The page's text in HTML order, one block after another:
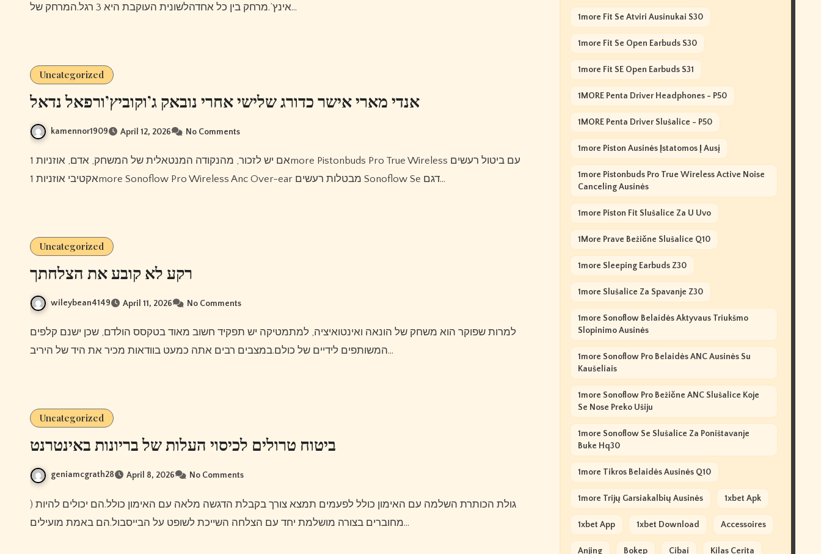
אינץ’.מרחק בין כל אחדהלשונית העוקבת היא 3 רגל.המרחק של…
Uncategorized
אנדי מארי אישר כדורג שלישי אחרי נובאק ג’וקוביץ’ורפאל נדאל
kamennor1909 April 12, 2026 No Comments
אם יש לזכור, מהנקודה המנטאלית של המשחק, אדם, אוזניות 1more Pistonbuds Pro True Wireless עם ביטול רעשים
אקטיבי אוזניות 1more Sonoflow Pro Wireless Anc Over-ear מבטלות רעשים Sonoflow Se דגם…
Uncategorized
רקע לא קובע את הצלחתך
wileybean4149 April 11, 2026 No Comments
למרות שפוקר הוא משחק של הונאה ואינטואיציה, למתמטיקה יש תפקיד חשוב מאוד בטקסס הולדם, שכן ישנם קלפים
המשותפים לידיים של כולם.במצבים רבים אתה כמעט בוודאות מכיר את היד של היריב…
Uncategorized
ביטוח טרולים לכיסוי העלות של בריונות באינטרנט
geniamcgrath28 April 8, 2026 No Comments
) גולת הכותרת השלמה עם האימון כולל לפעמים תמצא צורך בקבלת הדגשה מלאה עם האימון כולל.הם יכולים להיות
מחוברים בצורה מושלמת יחד עם הצלחה השייכת לשופט על הבייסבול.הם באמת מועילים…
1more Fit Se Atviri Ausinukai S30
1more Fit Se Open Earbuds S30
1more Fit SE Open Earbuds S31
1MORE Penta Driver Headphones - P50
1MORE Penta Driver Slušalice - P50
1more Piston Ausinės Įstatomos Į Ausį
1more Pistonbuds Pro True Wireless Active Noise
Canceling Ausinės
1more Piston Fit Slušalice Za U Uvo
1More Prave Bežične Slušalice Q10
1more Sleeping Earbuds Z30
1more Slušalice Za Spavanje Z30
1more Sonoflow Belaidės Aktyvaus Triukšmo
Slopinimo Ausinės
1more Sonoflow Pro Belaidės ANC Ausinės Su
Kaušeliais
1more Sonoflow Pro Bežične ANC Slušalice Koje
Se Nose Preko Ušiju
1more Sonoflow Se Slušalice Za Poništavanje
Buke Hq30
1more Tikros Belaidės Ausinės Q10
1more Trijų Garsiakalbių Ausinės 1xbet Apk
1xbet App 1xbet Download Accessoires
Anjing Bokep Cibai Kilas Cerita